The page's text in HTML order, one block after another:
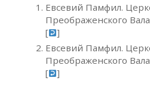
Евсевий Памфил.
Преображенского
[
]
Евсевий Памфил.
Преображенского
[
]